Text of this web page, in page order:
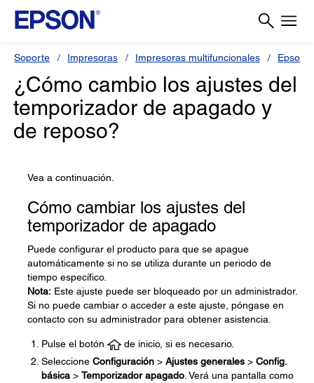
Soporte Impresoras Impresoras multifuncionales Epson
¿Cómo cambio los ajustes del
temporizador de apagado y
de reposo?
Vea a continuación.
Cómo cambiar los ajustes del
temporizador de apagado
Puede configurar el producto para que se apague
automáticamente si no se utiliza durante un periodo de
tiempo específico.
Nota: Este ajuste puede ser bloqueado por un administrador.
Si no puede cambiar o acceder a este ajuste, póngase en
contacto con su administrador para obtener asistencia.
Pulse el botón
de inicio, si es necesario.
Seleccione Configuración > Ajustes generales > Config.
básica > Temporizador apagado . Verá una pantalla como